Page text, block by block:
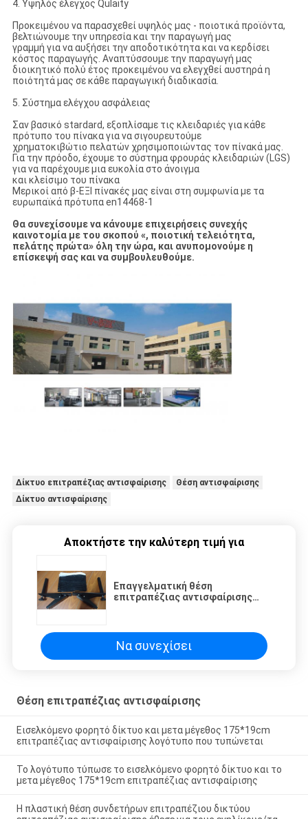
4. Υψηλός έλεγχος Qulaity
Προκειμένου να παρασχεθεί υψηλός μας - ποιοτικά προϊόντα,
βελτιώνουμε την υπηρεσία και την παραγωγή μας
γραμμή για να αυξήσει την αποδοτικότητα και να κερδίσει
κόστος παραγωγής. Αναπτύσσουμε την παραγωγή μας
διοικητικό πολύ έτος προκειμένου να ελεγχθεί αυστηρά η
ποιότητά μας σε κάθε παραγωγική διαδικασία.
5. Σύστημα ελέγχου ασφάλειας
Σαν βασικό stardard, εξοπλίσαμε τις κλειδαριές για κάθε
πρότυπο του πίνακα για να σιγουρευτούμε
χρηματοκιβώτιο πελατών χρησιμοποιώντας τον πίνακά μας.
Για την πρόοδο, έχουμε το σύστημα φρουράς κλειδαριών (LGS)
για να παρέχουμε μια ευκολία στο άνοιγμα
και κλείσιμο του πίνακα
Μερικοί από β-ΕΞΙ πίνακές μας είναι στη συμφωνία με τα
ευρωπαϊκά πρότυπα en14468-1
Θα συνεχίσουμε να κάνουμε επιχειρήσεις συνεχής
καινοτομία με του σκοπού «, ποιοτική τελειότητα,
πελάτης πρώτα» όλη την ώρα, και ανυπομονούμε η
επίσκεψή σας και να συμβουλευθούμε.
Δίκτυο επιτραπέζιας αντισφαίρισης
Θέση αντισφαίρισης
Δίκτυο αντισφαίρισης
Αποκτήστε την καλύτερη τιμή για
Επαγγελματική θέση
επιτραπέζιας αντισφαίρισης
Να συνεχίσει
Θέση επιτραπέζιας αντισφαίρισης
Εισελκόμενο φορητό δίκτυο και μετα μέγεθος 175*19cm
επιτραπέζιας αντισφαίρισης λογότυπο που τυπώνεται
Το λογότυπο τύπωσε το εισελκόμενο φορητό δίκτυο και το
μετα μέγεθος 175*19cm επιτραπέζιας αντισφαίρισης
Η πλαστική θέση συνδετήρων επιτραπέζιου δικτύου